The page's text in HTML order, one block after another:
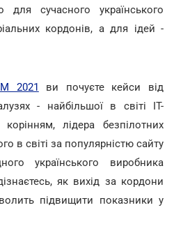
сучасного українського
кордонів, а для ідей -
2021 ви почуєте кейси від
- найбільшої в світі ІТ-
лідера безпілотних
в світі за популярністю сайту
українського виробника
як вихід за кордони
підвищити показники у